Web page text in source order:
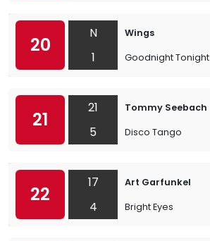
20
N
1
Wings
Goodnight Tonight
21
21
5
Tommy Seebach
Disco Tango
22
17
4
Art Garfunkel
Bright Eyes